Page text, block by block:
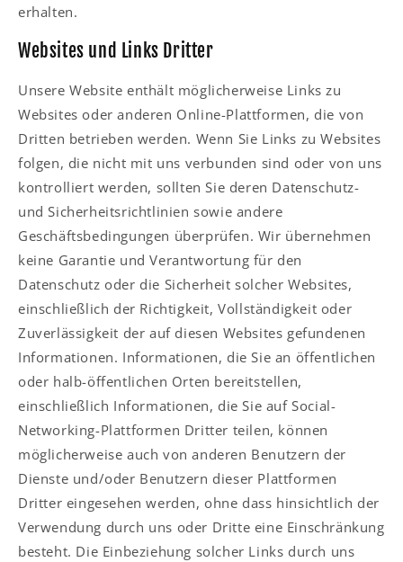
erhalten.
Websites und Links Dritter
Unsere Website enthält möglicherweise Links zu
Websites oder anderen Online-Plattformen, die von
Dritten betrieben werden. Wenn Sie Links zu Websites
folgen, die nicht mit uns verbunden sind oder von uns
kontrolliert werden, sollten Sie deren Datenschutz-
und Sicherheitsrichtlinien sowie andere
Geschäftsbedingungen überprüfen. Wir übernehmen
keine Garantie und Verantwortung für den
Datenschutz oder die Sicherheit solcher Websites,
einschließlich der Richtigkeit, Vollständigkeit oder
Zuverlässigkeit der auf diesen Websites gefundenen
Informationen. Informationen, die Sie an öffentlichen
oder halb-öffentlichen Orten bereitstellen,
einschließlich Informationen, die Sie auf Social-
Networking-Plattformen Dritter teilen, können
möglicherweise auch von anderen Benutzern der
Dienste und/oder Benutzern dieser Plattformen
Dritter eingesehen werden, ohne dass hinsichtlich der
Verwendung durch uns oder Dritte eine Einschränkung
besteht. Die Einbeziehung solcher Links durch uns